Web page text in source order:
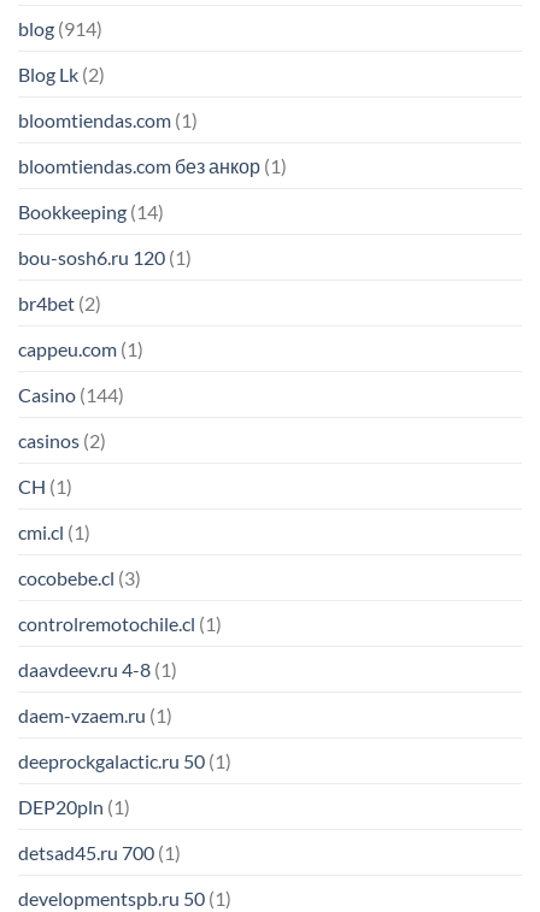
blog (914)
Blog Lk (2)
bloomtiendas.com (1)
bloomtiendas.com без анкор (1)
Bookkeeping (14)
bou-sosh6.ru 120 (1)
br4bet (2)
cappeu.com (1)
Casino (144)
casinos (2)
CH (1)
cmi.cl (1)
cocobebe.cl (3)
controlremotochile.cl (1)
daavdeev.ru 4-8 (1)
daem-vzaem.ru (1)
deeprockgalactic.ru 50 (1)
DEP20pln (1)
detsad45.ru 700 (1)
developmentspb.ru 50 (1)